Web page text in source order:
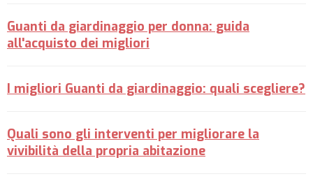
Guanti da giardinaggio per donna: guida
all'acquisto dei migliori
I migliori Guanti da giardinaggio: quali scegliere?
Quali sono gli interventi per migliorare la
vivibilità della propria abitazione